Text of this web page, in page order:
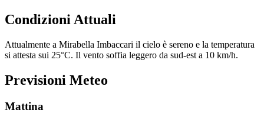
Condizioni Attuali
Attualmente a Mirabella Imbaccari il cielo è sereno e la temperatura
si attesta sui 25°C. Il vento soffia leggero da sud-est a 10 km/h.
Previsioni Meteo
Mattina